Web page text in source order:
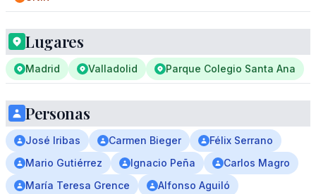
Lugares
Madrid Valladolid Parque Colegio Santa Ana
Personas
José Iribas Carmen Bieger
Félix Serrano
Mario Gutiérrez
Ignacio Peña
Carlos Magro
María Teresa Grence
Alfonso Aguiló